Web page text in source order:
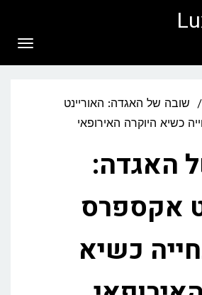
שובה של האגדה: האוריינט
כשיא היוקרה האירופאי
האגדה:
אקספרס
כשיא